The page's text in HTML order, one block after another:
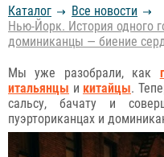
Каталог
Все новости
Нью-Йорк. История одного
доминиканцы — биение
Мы уже разобрали, как
итальянцы и китайцы.
сальсу, бачату и
пуэрториканцах и